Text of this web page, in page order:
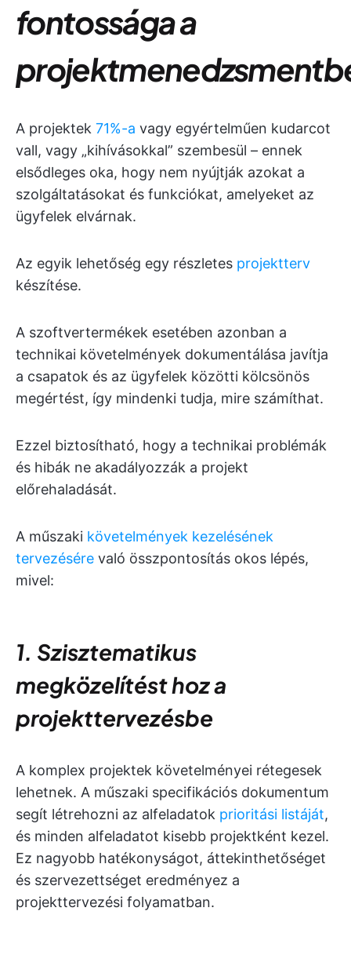
fontossága a
A projektek 71%-a vagy egyértelműen kudarcot
vall, vagy „kihívásokkal” szembesül – ennek
elsődleges oka, hogy nem nyújtják azokat a
szolgáltatásokat és funkciókat, amelyeket az
ügyfelek elvárnak.
Az egyik lehetőség egy részletes projektterv
készítése.
A szoftvertermékek esetében azonban a
technikai követelmények dokumentálása javítja
a csapatok és az ügyfelek közötti kölcsönös
megértést, így mindenki tudja, mire számíthat.
Ezzel biztosítható, hogy a technikai problémák
és hibák ne akadályozzák a projekt
előrehaladását.
A műszaki követelmények kezelésének
tervezésére való összpontosítás okos lépés,
mivel:
1. Szisztematikus
megközelítést hoz a
projekttervezésbe
A komplex projektek követelményei rétegesek
lehetnek. A műszaki specifikációs dokumentum
segít létrehozni az alfeladatok prioritási listáját,
és minden alfeladatot kisebb projektként kezel.
Ez nagyobb hatékonyságot, áttekinthetőséget
és szervezettséget eredményez a
projekttervezési folyamatban.